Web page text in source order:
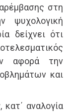
στη
ψυχολογική
δείχνει ότι
αφορά την
και
αναλογία